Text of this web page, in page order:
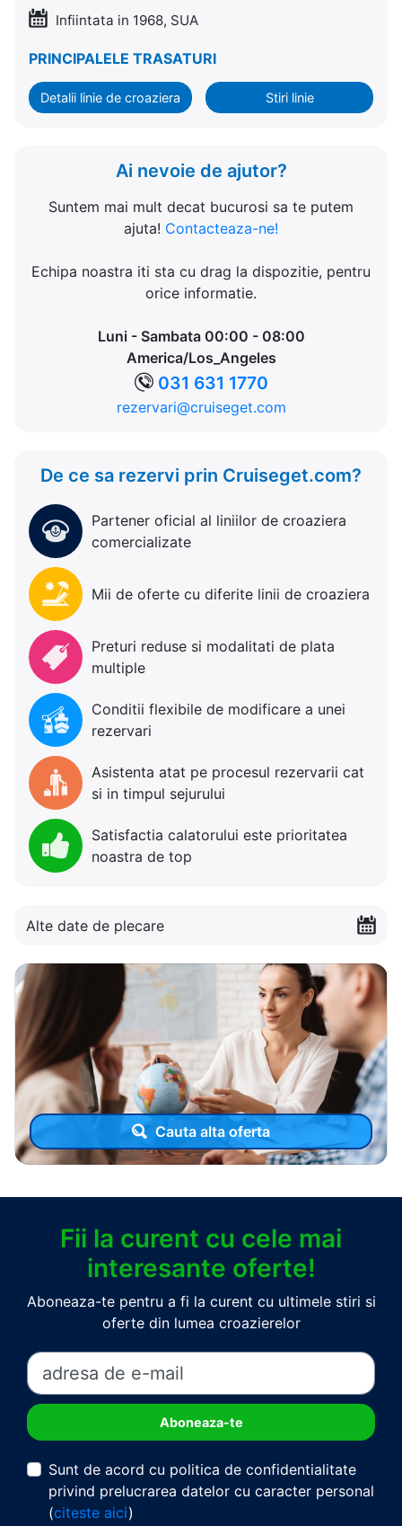
Infiintata in 1968, SUA
PRINCIPALELE TRASATURI
Detalii linie de croaziera Stiri linie
Ai nevoie de ajutor?
Suntem mai mult decat bucurosi sa te putem
ajuta! Contacteaza-ne!
Echipa noastra iti sta cu drag la dispozitie, pentru
orice informatie.
Luni - Sambata 00:00 - 08:00
America/Los_Angeles
031 631 1770
rezervari@cruiseget.com
De ce sa rezervi prin Cruiseget.com?
Partener oficial al liniilor de croaziera
comercializate
Mii de oferte cu diferite linii de croaziera
Preturi reduse si modalitati de plata
multiple
Conditii flexibile de modificare a unei
rezervari
Asistenta atat pe procesul rezervarii cat
si in timpul sejurului
Satisfactia calatorului este prioritatea
noastra de top
Alte date de plecare
Cauta alta oferta
Fii la curent cu cele mai
interesante oferte!
Aboneaza-te pentru a fi la curent cu ultimele stiri si
oferte din lumea croazierelor
Sunt de acord cu politica de confidentialitate
privind prelucrarea datelor cu caracter personal
(citeste aici)